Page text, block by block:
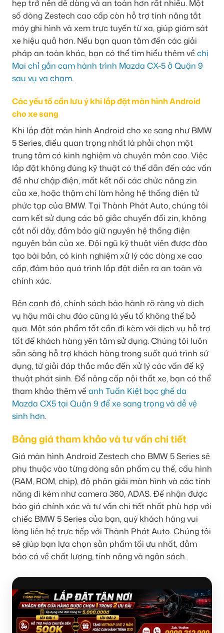
hẹp trở nên dễ dàng và an toàn hơn rất nhiều. Một
số dòng Zestech cao cấp còn hỗ trợ tính năng tắt
máy ghi hình và xem trực tuyến từ xa, giúp giám sát
xe hiệu quả hơn. Nếu bạn quan tâm đến các giải
pháp an toàn khác, bạn có thể tìm hiểu thêm về chị
Mai chỉ gắn cam hành trình Mazda CX-5 ở Quận 9
sau vụ va chạm.
Các yếu tố cần lưu ý khi lắp đặt màn hình Android
cho xe sang
Khi lắp đặt màn hình Android cho xe sang như BMW
5 Series, điều quan trọng nhất là phải chọn một
trung tâm có kinh nghiệm và chuyên môn cao. Việc
lắp đặt không đúng kỹ thuật có thể dẫn đến các vấn
đề như chập điện, mất kết nối các chức năng zin
của xe, hoặc thậm chí làm hỏng hệ thống điện tử
phức tạp của BMW. Tại Thành Phát Auto, chúng tôi
cam kết sử dụng các bộ giắc chuyển đổi zin, không
cắt nối dây, đảm bảo giữ nguyên hệ thống điện
nguyên bản của xe. Đội ngũ kỹ thuật viên được đào
tạo bài bản, có kinh nghiệm xử lý các dòng xe cao
cấp, đảm bảo quá trình lắp đặt diễn ra an toàn và
chính xác.
Bên cạnh đó, chính sách bảo hành rõ ràng và dịch
vụ hậu mãi chu đáo cũng là yếu tố không thể bỏ
qua. Một sản phẩm tốt cần đi kèm với dịch vụ hỗ trợ
tốt để khách hàng yên tâm sử dụng. Chúng tôi luôn
sẵn sàng hỗ trợ khách hàng trong suốt quá trình sử
dụng, từ giải đáp thắc mắc đến xử lý các vấn đề kỹ
thuật phát sinh. Để nâng cấp nội thất xe, bạn có thể
tham khảo thêm về anh Tuấn Kiệt bọc ghế da
Mazda CX5 tại Quận 9 để xe sang trọng và dễ vệ
sinh hơn.
Bảng giá tham khảo và tư vấn chi tiết
Giá màn hình Android Zestech cho BMW 5 Series sẽ
phụ thuộc vào từng dòng sản phẩm cụ thể, cấu hình
(RAM, ROM, chip), độ phân giải màn hình và các tính
năng đi kèm như camera 360, ADAS. Để nhận được
báo giá chính xác và tư vấn chi tiết nhất phù hợp với
chiếc BMW 5 Series của bạn, quý khách hàng vui
lòng liên hệ trực tiếp với Thành Phát Auto. Chúng tôi
sẽ giúp bạn lựa chọn sản phẩm tối ưu nhất, đảm
bảo cả về chất lượng, tính năng và ngân sách.